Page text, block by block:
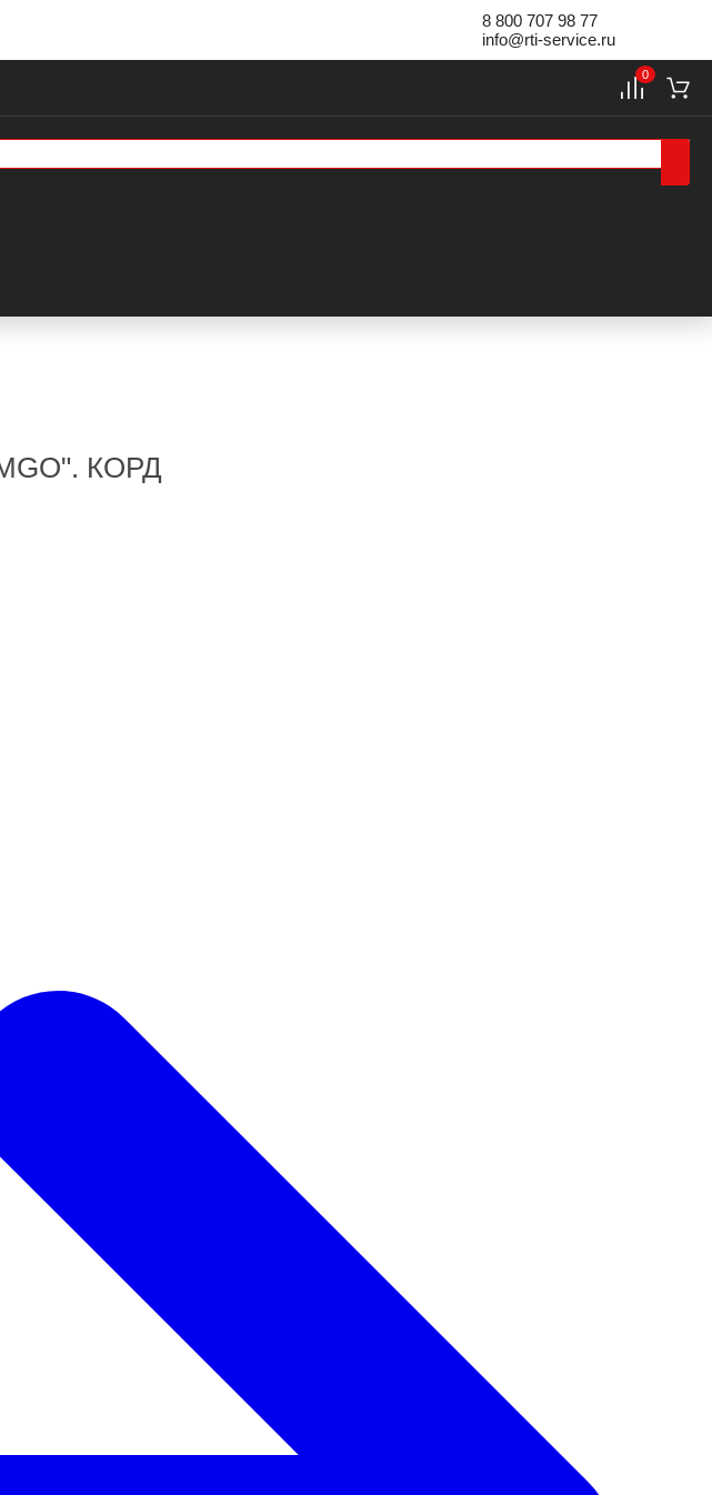
8 800 707 98 77
info@rti-service.ru
0
КОРД